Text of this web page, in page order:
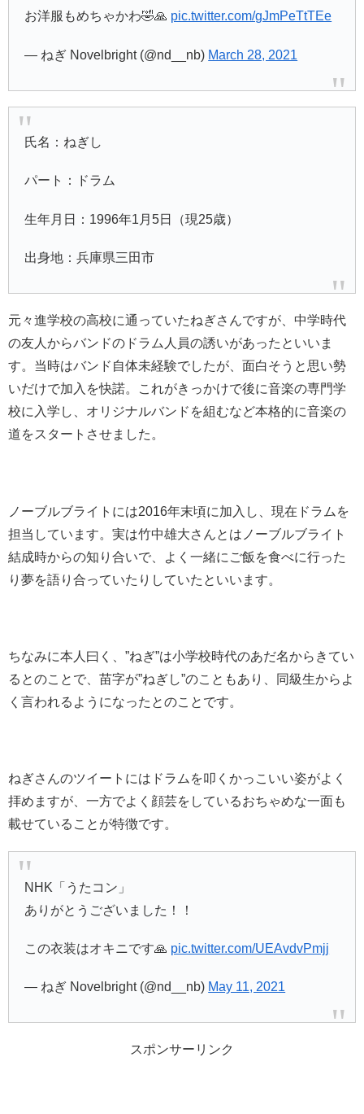
お洋服もめちゃかわ🤣🙏 pic.twitter.com/gJmPeTtTEe
— ねぎ Novelbright (@nd__nb) March 28, 2021
氏名：ねぎし
パート：ドラム
生年月日：1996年1月5日（現25歳）
出身地：兵庫県三田市
元々進学校の高校に通っていたねぎさんですが、中学時代
の友人からバンドのドラム人員の誘いがあったといいま
す。当時はバンド自体未経験でしたが、面白そうと思い勢
いだけで加入を快諾。これがきっかけで後に音楽の専門学
校に入学し、オリジナルバンドを組むなど本格的に音楽の
道をスタートさせました。
ノーブルブライトには2016年末頃に加入し、現在ドラムを
担当しています。実は竹中雄大さんとはノーブルブライト
結成時からの知り合いで、よく一緒にご飯を食べに行った
り夢を語り合っていたりしていたといいます。
ちなみに本人曰く、”ねぎ”は小学校時代のあだ名からきてい
るとのことで、苗字が”ねぎし”のこともあり、同級生からよ
く言われるようになったとのことです。
ねぎさんのツイートにはドラムを叩くかっこいい姿がよく
拝めますが、一方でよく顔芸をしているおちゃめな一面も
載せていることが特徴です。
NHK「うたコン」
ありがとうございました！！
この衣装はオキニです🙏 pic.twitter.com/UEAvdvPmjj
— ねぎ Novelbright (@nd__nb) May 11, 2021
スポンサーリンク